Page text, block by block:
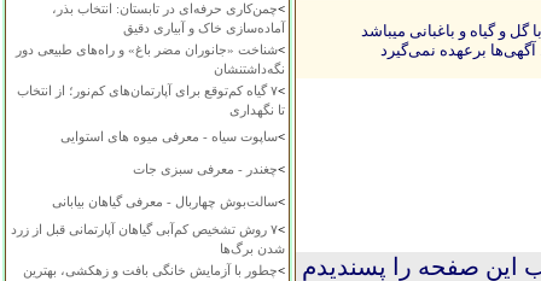
>چمن‌کاری حرفه‌ای در تابستان: انتخاب بذر،
آماده‌سازی خاک و آبیاری دقیق
>شناخت «جانوران مضر باغ» و راه‌های طبیعی دور
نگه‌داشتنشان
>
۷ گیاه کم‌توقع برای آپارتمان‌های کم‌نور؛ از انتخاب
تا نگهداری
>ساپوت سیاه - معرفی میوه های استوایی
>چغندر - معرفی سبزی جات
>سالت‌بوش چهاربال - معرفی گیاهان بیابانی
>
۷ روش تشخیص کم‌آبی گیاهان آپارتمانی قبل از زرد
شدن برگ‌ها
>چطور با آزمایش خانگی بافت و زهکشی، بهترین
و گیاه و باغبانی میباشد
آگهی‌ها برعهده نمی‌گیرد
این صفحه را پسندیدم